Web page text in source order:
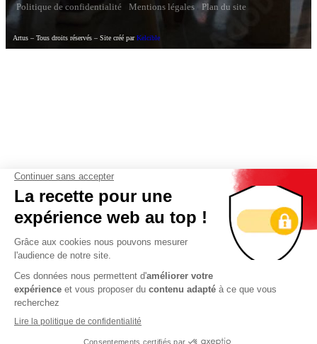
Politique de confidentialité Mentions légales Plan du site
Artus – Tous droits réservés – Site créé parKelcible